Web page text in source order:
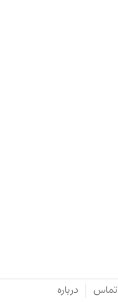
تماس درباره